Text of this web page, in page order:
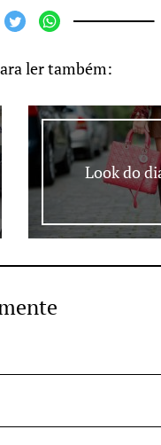
ler também:
Look do